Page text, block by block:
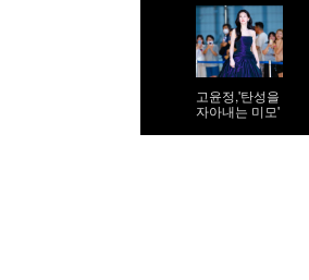
태'
고윤정,'탄성을
자아내는 미모'